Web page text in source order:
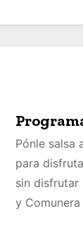
Pónle salsa
para
sin disfrutar
y